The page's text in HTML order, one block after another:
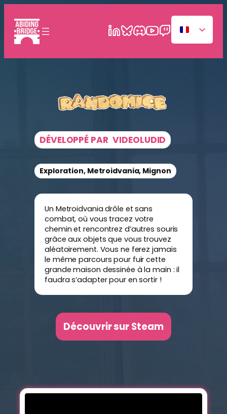
DÉVELOPPÉ PAR VIDEOLUDID
Exploration, Metroidvania, Mignon
Un Metroidvania drôle et sans
combat, où vous tracez votre
chemin et rencontrez d’autres souris
grâce aux objets que vous trouvez
aléatoirement. Vous ne ferez jamais
le même parcours pour fuir cette
grande maison dessinée à la main : il
faudra s’adapter pour en sortir !
Découvrir sur Steam